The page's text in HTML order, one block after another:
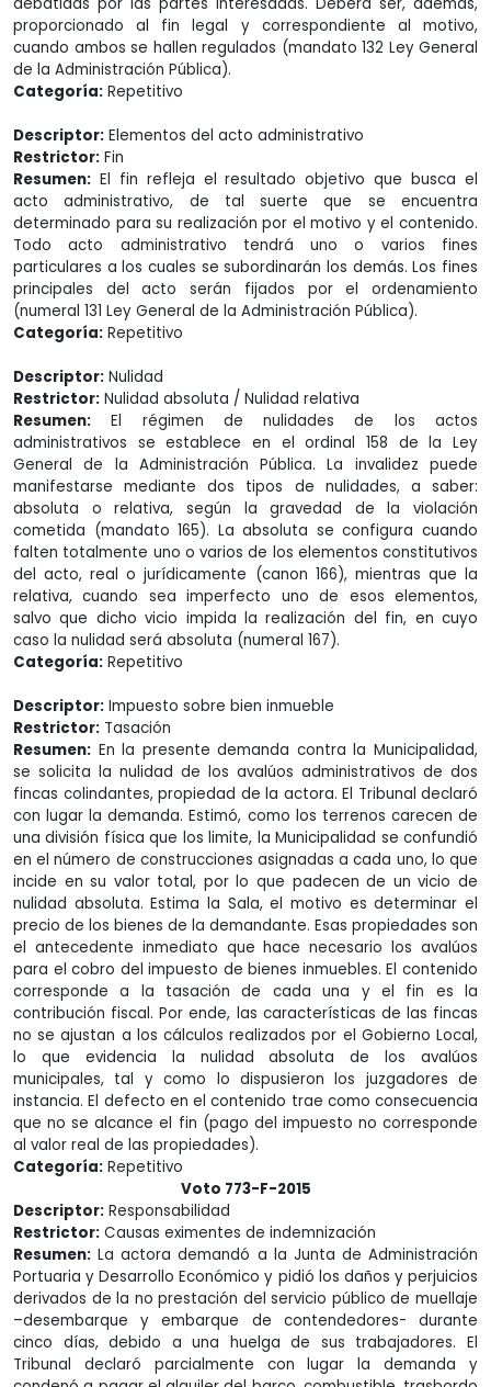
proporcionado al fin legal y correspondiente al motivo,
cuando ambos se hallen regulados (mandato 132 Ley General
de la Administración Pública).
Categoría: Repetitivo
Descriptor: Elementos del acto administrativo
Restrictor: Fin
Resumen: El fin refleja el resultado objetivo que busca el
acto administrativo, de tal suerte que se encuentra
determinado para su realización por el motivo y el contenido.
Todo acto administrativo tendrá uno o varios fines
particulares a los cuales se subordinarán los demás. Los fines
principales del acto serán fijados por el ordenamiento
(numeral 131 Ley General de la Administración Pública).
Categoría: Repetitivo
Descriptor: Nulidad
Restrictor: Nulidad absoluta / Nulidad relativa
Resumen: El régimen de nulidades de los actos
administrativos se establece en el ordinal 158 de la Ley
General de la Administración Pública. La invalidez puede
manifestarse mediante dos tipos de nulidades, a saber:
absoluta o relativa, según la gravedad de la violación
cometida (mandato 165). La absoluta se configura cuando
falten totalmente uno o varios de los elementos constitutivos
del acto, real o jurídicamente (canon 166), mientras que la
relativa, cuando sea imperfecto uno de esos elementos,
salvo que dicho vicio impida la realización del fin, en cuyo
caso la nulidad será absoluta (numeral 167).
Categoría: Repetitivo
Descriptor: Impuesto sobre bien inmueble
Restrictor: Tasación
Resumen: En la presente demanda contra la Municipalidad,
se solicita la nulidad de los avalúos administrativos de dos
fincas colindantes, propiedad de la actora. El Tribunal declaró
con lugar la demanda. Estimó, como los terrenos carecen de
una división física que los limite, la Municipalidad se confundió
en el número de construcciones asignadas a cada uno, lo que
incide en su valor total, por lo que padecen de un vicio de
nulidad absoluta. Estima la Sala, el motivo es determinar el
precio de los bienes de la demandante. Esas propiedades son
el antecedente inmediato que hace necesario los avalúos
para el cobro del impuesto de bienes inmuebles. El contenido
corresponde a la tasación de cada una y el fin es la
contribución fiscal. Por ende, las características de las fincas
no se ajustan a los cálculos realizados por el Gobierno Local,
lo que evidencia la nulidad absoluta de los avalúos
municipales, tal y como lo dispusieron los juzgadores de
instancia. El defecto en el contenido trae como consecuencia
que no se alcance el fin (pago del impuesto no corresponde
al valor real de las propiedades).
Categoría: Repetitivo
Voto 773-F-2015
Descriptor: Responsabilidad
Restrictor: Causas eximentes de indemnización
Resumen: La actora demandó a la Junta de Administración
Portuaria y Desarrollo Económico y pidió los daños y perjuicios
derivados de la no prestación del servicio público de muellaje
–desembarque y embarque de contendedores- durante
cinco días, debido a una huelga de sus trabajadores. El
Tribunal declaró parcialmente con lugar la demanda y